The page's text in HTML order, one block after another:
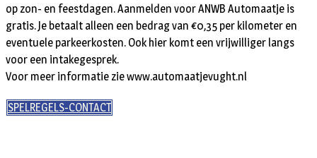
op zon- en feestdagen. Aanmelden voor ANWB Automaatje is
gratis. Je betaalt alleen een bedrag van €0,35 per kilometer en
eventuele parkeerkosten. Ook hier komt een vrijwilliger langs
voor een intakegesprek.
Voor meer informatie zie www.automaatjevught.nl
SPELREGELS-CONTACT